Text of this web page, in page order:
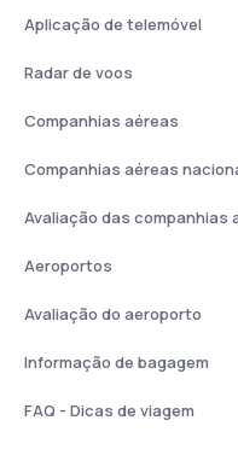
Aplicação de telemóvel
Radar de voos
Companhias aéreas
Companhias aéreas
Avaliação das companhias
Aeroportos
Avaliação do aeroporto
Informação de bagagem
FAQ - Dicas de viagem